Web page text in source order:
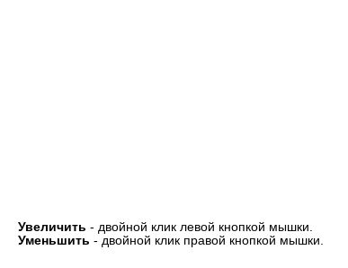
Увеличить - двойной клик левой кнопкой мышки.
Уменьшить - двойной клик правой кнопкой мышки.